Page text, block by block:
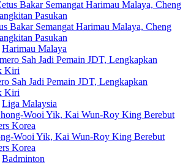
Bakar Semangat Harimau Malaya, Cheng
Pasukan
Harimau Malaya
Sah Jadi Pemain JDT, Lengkapkan
Kiri
Liga Malaysia
Wooi Yik, Kai Wun-Roy King Berebut
Korea
Badminton